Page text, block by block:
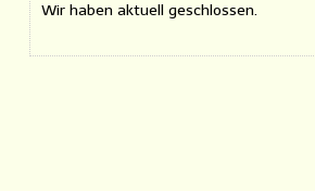
Wir haben aktuell geschlossen.